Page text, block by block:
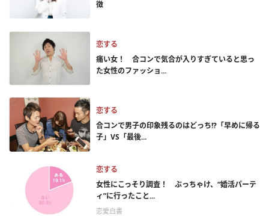
徴
恋する
痛い女！ 合コンで気合が入りすぎていると思っ
た女性のファッショ...
恋する
合コンで男子の印象残るのはどっち!?「早めに帰る
子」VS「最後...
恋する
女性にこっそり調査！ ぶっちゃけ、“婚活パーテ
ィ”に行ったこと...
恋愛白書